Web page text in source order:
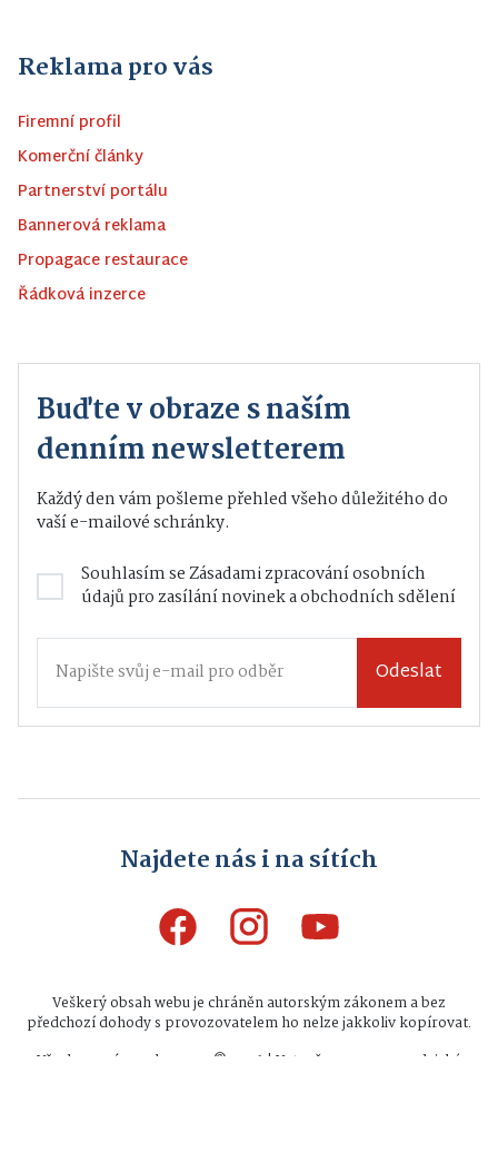
Reklama pro vás
Firemní profil
Komerční články
Partnerství portálu
Bannerová reklama
Propagace restaurace
Řádková inzerce
Buďte v obraze s naším
denním newsletterem
Každý den vám pošleme přehled všeho důležitého do
vaší e-mailové schránky.
Souhlasím seZásadami zpracování osobních
údajůpro zasílání novinek a obchodních sdělení
Odeslat
Najdete nás i na sítích
Veškerý obsah webu je chráněn autorským zákonem a bez
předchozí dohody s provozovatelem ho nelze jakkoliv kopírovat.
Všechna práva vyhrazena © 2026 | Vytvořeno na zpravodajské